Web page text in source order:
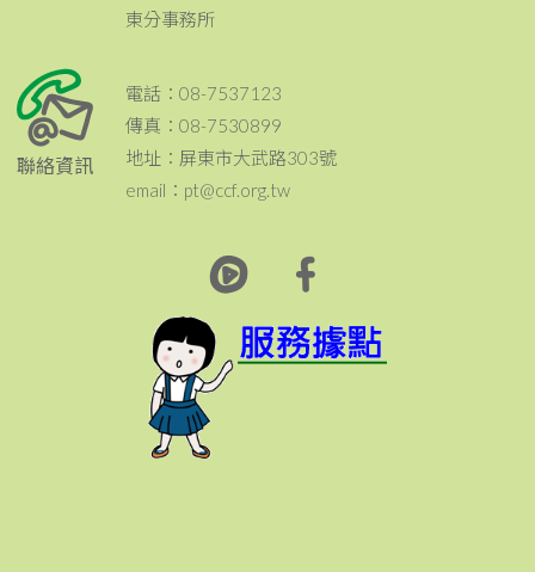
東分事務所
聯絡資訊
電話：08-7537123
傳真：08-7530899
地址：屏東市大武路303號
email：pt@ccf.org.tw